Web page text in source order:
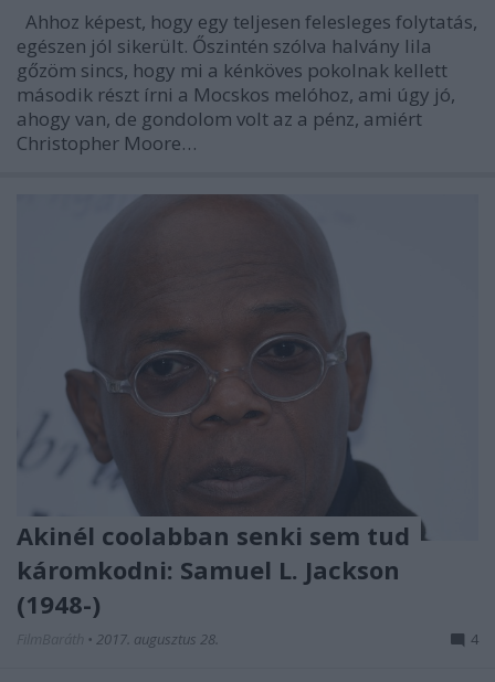
Ahhoz képest, hogy egy teljesen felesleges folytatás,
egészen jól sikerült. Őszintén szólva halvány lila
gőzöm sincs, hogy mi a kénköves pokolnak kellett
második részt írni a Mocskos melóhoz, ami úgy jó,
ahogy van, de gondolom volt az a pénz, amiért
Christopher Moore…
Akinél coolabban senki sem tud
káromkodni: Samuel L. Jackson
(1948-)
• 2017. augusztus 28. 4